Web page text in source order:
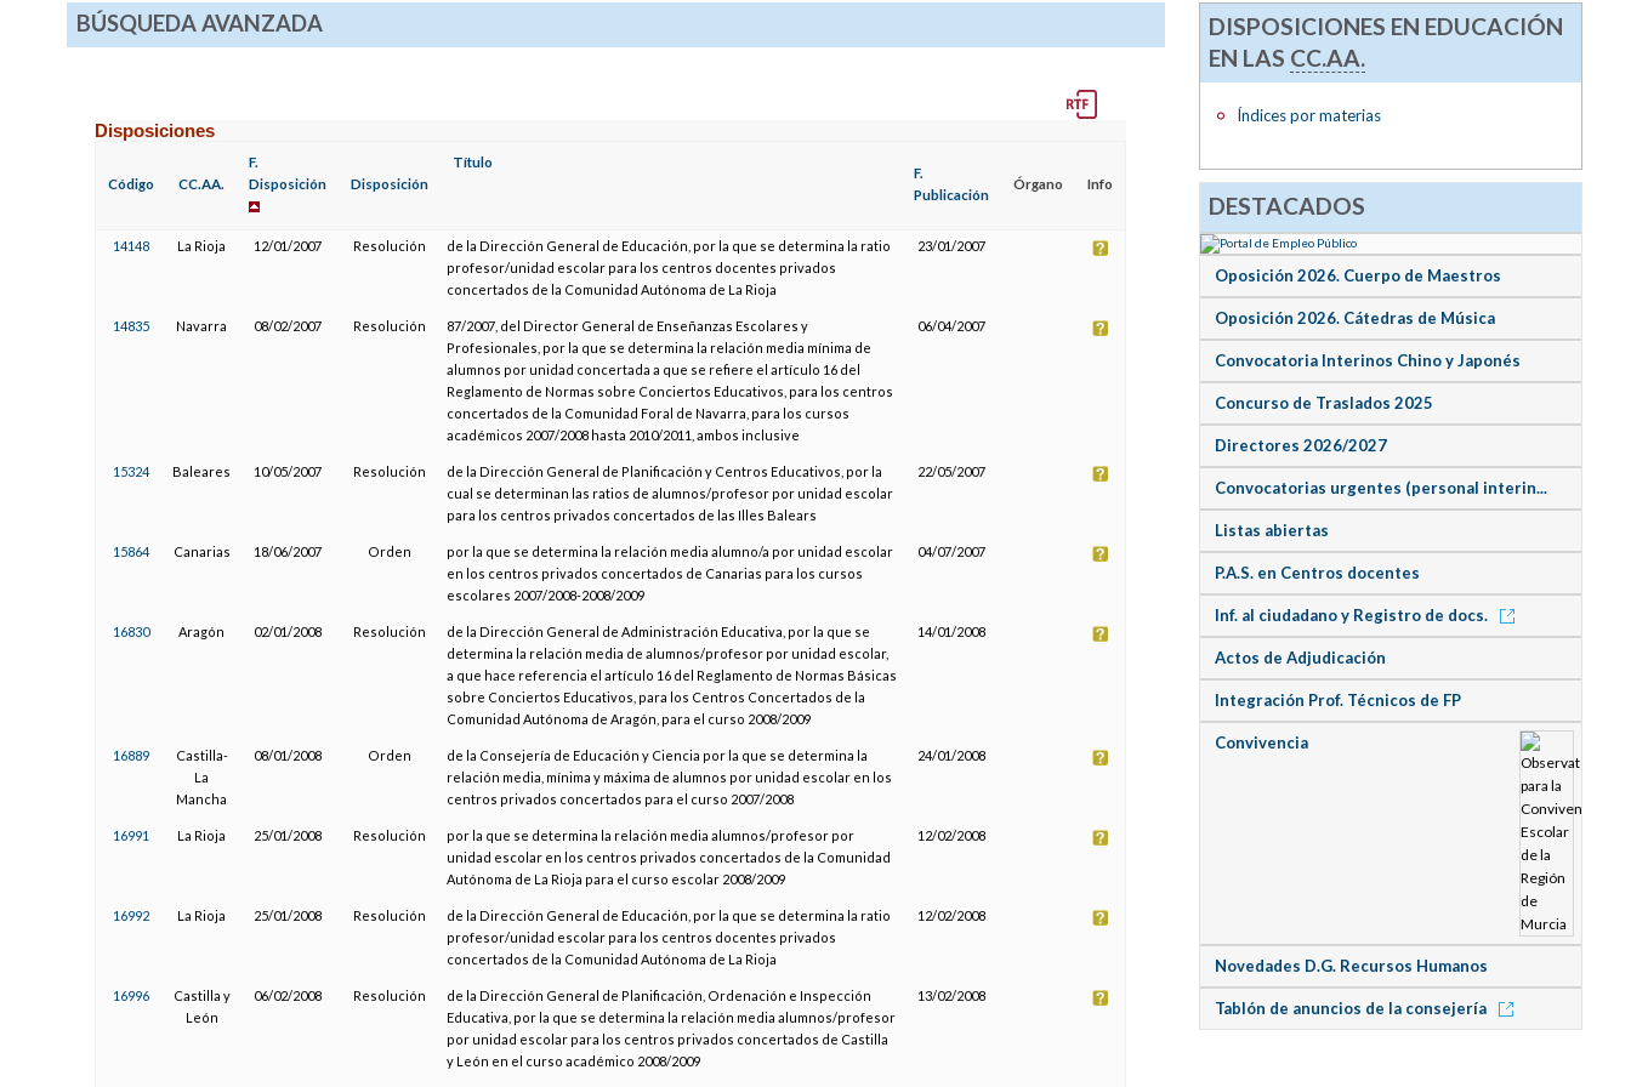
BÚSQUEDA AVANZADA
Disposiciones
Código CC.AA.
F.
Disposición
Disposición
Título
F.
Publicación
Órgano Info
14148 La Rioja 12/01/2007 Resolución
de la Dirección General de Educación, por la que se determina la ratio
profesor/unidad escolar para los centros docentes privados
concertados de la Comunidad Autónoma de La Rioja
23/01/2007
14835 Navarra 08/02/2007 Resolución
87/2007, del Director General de Enseñanzas Escolares y
Profesionales, por la que se determina la relación media mínima de
alumnos por unidad concertada a que se refiere el artículo 16 del
Reglamento de Normas sobre Conciertos Educativos, para los centros
concertados de la Comunidad Foral de Navarra, para los cursos
académicos 2007/2008 hasta 2010/2011, ambos inclusive
06/04/2007
15324 Baleares 10/05/2007 Resolución
de la Dirección General de Planificación y Centros Educativos, por la
cual se determinan las ratios de alumnos/profesor por unidad escolar
para los centros privados concertados de las Illes Balears
22/05/2007
15864 Canarias 18/06/2007 Orden
por la que se determina la relación media alumno/a por unidad escolar
en los centros privados concertados de Canarias para los cursos
escolares 2007/2008-2008/2009
04/07/2007
16830 Aragón 02/01/2008 Resolución
de la Dirección General de Administración Educativa, por la que se
determina la relación media de alumnos/profesor por unidad escolar,
a que hace referencia el artículo 16 del Reglamento de Normas Básicas
sobre Conciertos Educativos, para los Centros Concertados de la
Comunidad Autónoma de Aragón, para el curso 2008/2009
14/01/2008
16889
Castilla-
La
Mancha
08/01/2008 Orden
de la Consejería de Educación y Ciencia por la que se determina la
relación media, mínima y máxima de alumnos por unidad escolar en los
centros privados concertados para el curso 2007/2008
24/01/2008
16991 La Rioja 25/01/2008 Resolución
por la que se determina la relación media alumnos/profesor por
unidad escolar en los centros privados concertados de la Comunidad
Autónoma de La Rioja para el curso escolar 2008/2009
12/02/2008
16992 La Rioja 25/01/2008 Resolución
de la Dirección General de Educación, por la que se determina la ratio
profesor/unidad escolar para los centros docentes privados
concertados de la Comunidad Autónoma de La Rioja
12/02/2008
16996
Castilla y
León
06/02/2008 Resolución
de la Dirección General de Planificación, Ordenación e Inspección
Educativa, por la que se determina la relación media alumnos/profesor
por unidad escolar para los centros privados concertados de Castilla
y León en el curso académico 2008/2009
13/02/2008
DISPOSICIONES EN EDUCACIÓN
EN LAS CC.AA.
Índices por materias
DESTACADOS
Oposición 2026. Cuerpo de Maestros
Oposición 2026. Cátedras de Música
Convocatoria Interinos Chino y Japonés
Concurso de Traslados 2025
Directores 2026/2027
Convocatorias urgentes (personal interin...
Listas abiertas
P.A.S. en Centros docentes
Inf. al ciudadano y Registro de docs.
Actos de Adjudicación
Integración Prof. Técnicos de FP
Convivencia
Novedades D.G. Recursos Humanos
Tablón de anuncios de la consejería